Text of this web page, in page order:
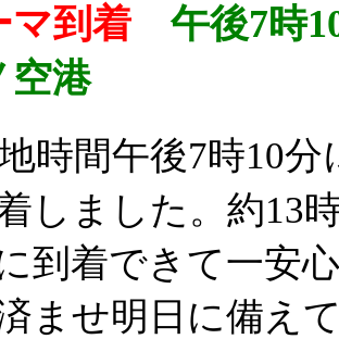
マ到着 午後7時
空港
時間午後7時10
しました。約13
到着できて一安
ませ明日に備え